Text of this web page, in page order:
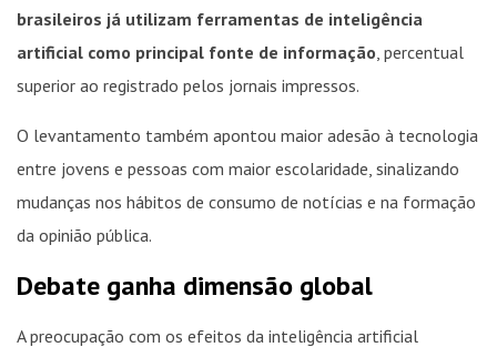
brasileiros já utilizam ferramentas de inteligência
artificial como principal fonte de informação, percentual
superior ao registrado pelos jornais impressos.
O levantamento também apontou maior adesão à tecnologia
entre jovens e pessoas com maior escolaridade, sinalizando
mudanças nos hábitos de consumo de notícias e na formação
da opinião pública.
Debate ganha dimensão global
A preocupação com os efeitos da inteligência artificial